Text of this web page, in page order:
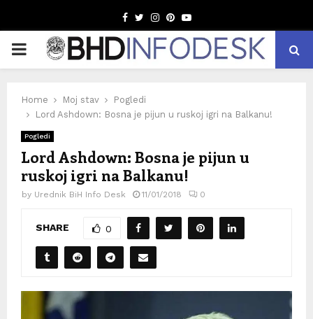
Facebook
TwitterInstagram
Pinterest
Youtube
PRIMARY
Home Moj stav
Pogledi
Lord Ashdown: Bosna je pijun u ruskoj igri na Balkanu!
Pogledi
Lord Ashdown: Bosna je pijun u
ruskoj igri na Balkanu!
by Urednik BiH Info Desk 11/01/2018 0
SHARE 0